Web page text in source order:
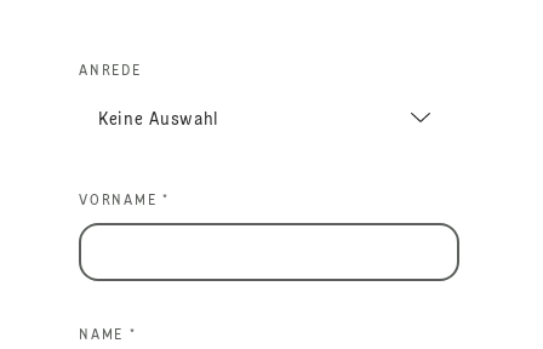
ANREDE
VORNAME *
NAME *